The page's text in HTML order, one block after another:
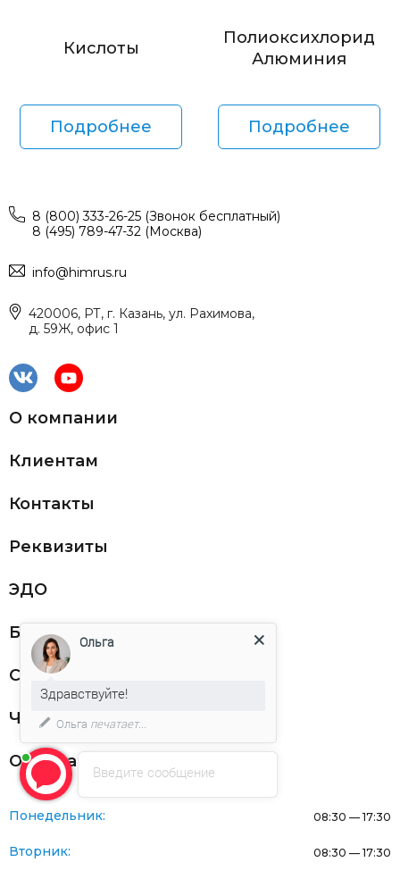
Кислоты
Подробнее
Полиоксихлорид
Алюминия
Подробнее
8 (800) 333-26-25 (Звонок бесплатный)
8 (495) 789-47-32 (Москва)
info@himrus.ru
420006, РТ, г. Казань, ул. Рахимова,
д. 59Ж, офис 1
О компании
Клиентам
Контакты
Реквизиты
ЭДО
Благодарности
Статьи
Частникам
Оферта
Понедельник: 08:30 — 17:30
Вторник: 08:30 — 17:30
Введите сообщение
Ольга
Здравствуйте!
Ольга печатает...